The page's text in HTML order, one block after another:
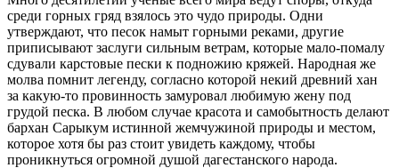
среди горных гряд взялось это чудо природы. Одни
утверждают, что песок намыт горными реками, другие
приписывают заслуги сильным ветрам, которые мало-помалу
сдували карстовые пески к подножию кряжей. Народная же
молва помнит легенду, согласно которой некий древний хан
за какую-то провинность замуровал любимую жену под
грудой песка. В любом случае красота и самобытность делают
бархан Сарыкум истинной жемчужиной природы и местом,
которое хотя бы раз стоит увидеть каждому, чтобы
проникнуться огромной душой дагестанского народа.